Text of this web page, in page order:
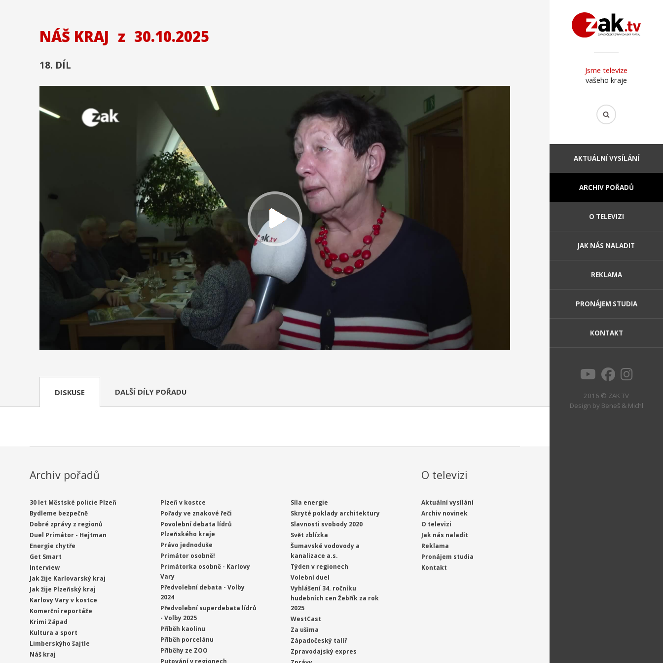
Jsme televize
vašeho kraje
AKTUÁLNÍ VYSÍLÁNÍ
ARCHIV POŘADŮ
O TELEVIZI
JAK NÁS NALADIT
REKLAMA
PRONÁJEM STUDIA
KONTAKT
2016 © ZAK TV
Design by Beneš & Michl
NÁŠ KRAJ z 30.10.2025
18. DÍL
DISKUSE DALŠÍ DÍLY POŘADU
Archiv pořadů
30 let Městské policie Plzeň
Bydleme bezpečně
Dobré zprávy z regionů
Duel Primátor - Hejtman
Energie chytře
Get Smart
Interview
Jak žije Karlovarský kraj
Jak žije Plzeňský kraj
Karlovy Vary v kostce
Komerční reportáže
Krimi Západ
Kultura a sport
Limberskýho šajtle
Náš kraj
Plzeň v kostce
Pořady ve znakové řeči
Povolební debata lídrů
Plzeňského kraje
Právo jednoduše
Primátor osobně!
Primátorka osobně - Karlovy
Vary
Předvolební debata - Volby
2024
Předvolební superdebata lídrů
- Volby 2025
Příběh kaolinu
Příběh porcelánu
Příběhy ze ZOO
Síla energie
Skryté poklady architektury
Slavnosti svobody 2020
Svět zblízka
Šumavské vodovody a
kanalizace a.s.
Týden v regionech
Volební duel
Vyhlášení 34. ročníku
hudebních cen Žebřík za rok
2025
WestCast
Za ušima
Západočeský talíř
Zpravodajský expres
O televizi
Aktuální vysílání
Archiv novinek
O televizi
Jak nás naladit
Reklama
Pronájem studia
Kontakt